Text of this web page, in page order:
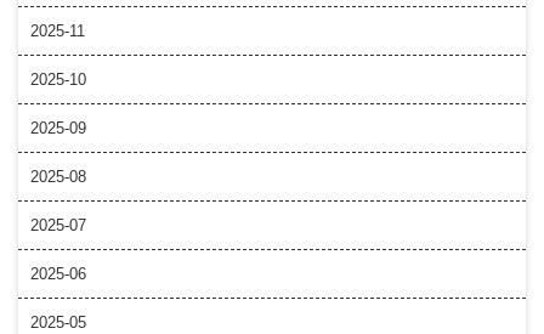
2025-11
2025-10
2025-09
2025-08
2025-07
2025-06
2025-05